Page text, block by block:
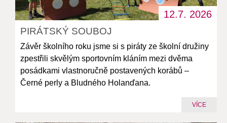
12.7. 2026
PIRÁTSKÝ SOUBOJ
Závěr školního roku jsme si s piráty ze školní družiny
zpestřili skvělým sportovním kláním mezi dvěma
posádkami vlastnoručně postavených korábů –
Černé perly a Bludného Holanďana.
VÍCE